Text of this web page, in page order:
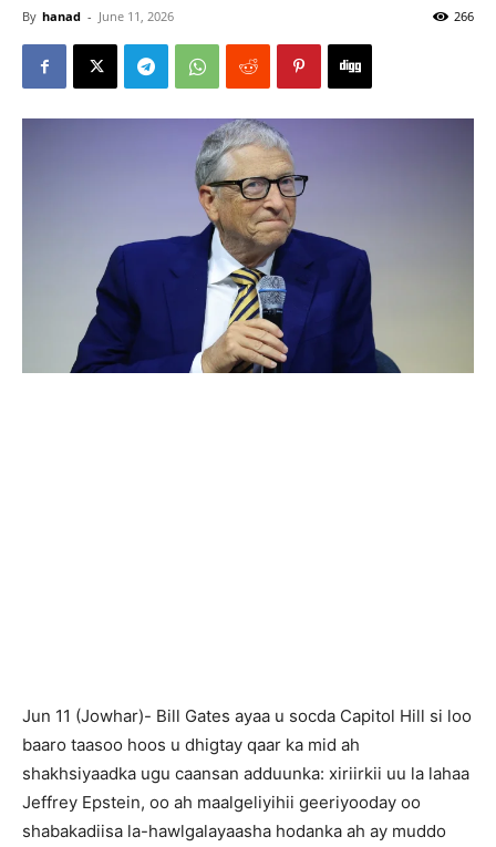
By hanad - June 11, 2026 266
Jun 11 (Jowhar)- Bill Gates ayaa u socda Capitol Hill si loo
baaro taasoo hoos u dhigtay qaar ka mid ah
shakhsiyaadka ugu caansan adduunka: xiriirkii uu la lahaa
Jeffrey Epstein, oo ah maalgeliyihii geeriyooday oo
shabakadiisa la-hawlgalayaasha hodanka ah ay muddo